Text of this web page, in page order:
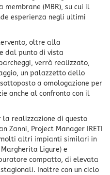
(MBR), su cui il
esperienza negli ultimi
oltre alla
dal punto di vista
verrà realizzato,
un palazzetto dello
a omologazione per
anche al confronto con il
la realizzazione di questo
Zanni, Project Manager IRETI
altri impianti similari in
Ligure) e
compatto, di elevata
Inoltre con un ciclo